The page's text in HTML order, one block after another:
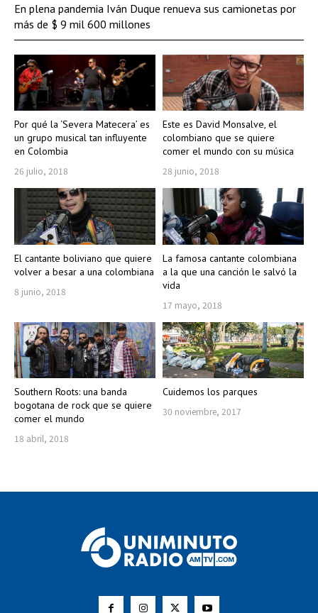
Por qué la ‘Severa Matecera’ es
un grupo musical tan influyente
en Colombia
26 julio, 2018
Este es David Monsalve, el
colombiano que se quiere
comer el mundo con su música
28 junio, 2018
El cantante boliviano que quiere
volver a besar a una colombiana
8 junio, 2018
La famosa cantante colombiana
a la que una canción le salvó la
vida
17 mayo, 2018
Southern Roots: una banda
bogotana de rock que se quiere
comer el mundo
18 abril, 2018
Cuidemos los parques
30 noviembre, 2017
En plena pandemia Iván Duque renueva sus camionetas por
más de $ 9 mil 600 millones